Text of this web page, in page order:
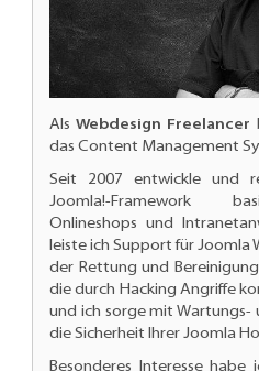
AlsWebdesign Freelancer
das Content Management
Seit 2007 entwickle und
Joomla!-Framework
Onlineshops und
leiste ich Support für Joomla
der Rettung und
die durch Hacking Angriffe
und ich sorge mit Wartungs-
die Sicherheit Ihrer Joomla
Besonderes Interesse habe